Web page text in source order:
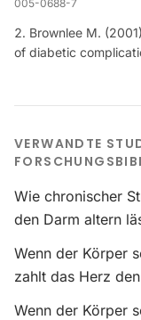
005-0688-7
Brownlee M.
of diabetic
VERWANDTE
Wie chronischer
den Darm altern
Wenn der Körper
zahlt das Herz
Wenn der Körper